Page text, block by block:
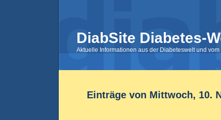
DiabSite Diabetes-
Aktuelle Informationen aus der Diabeteswelt und
Einträge von Mittwoch, 10.